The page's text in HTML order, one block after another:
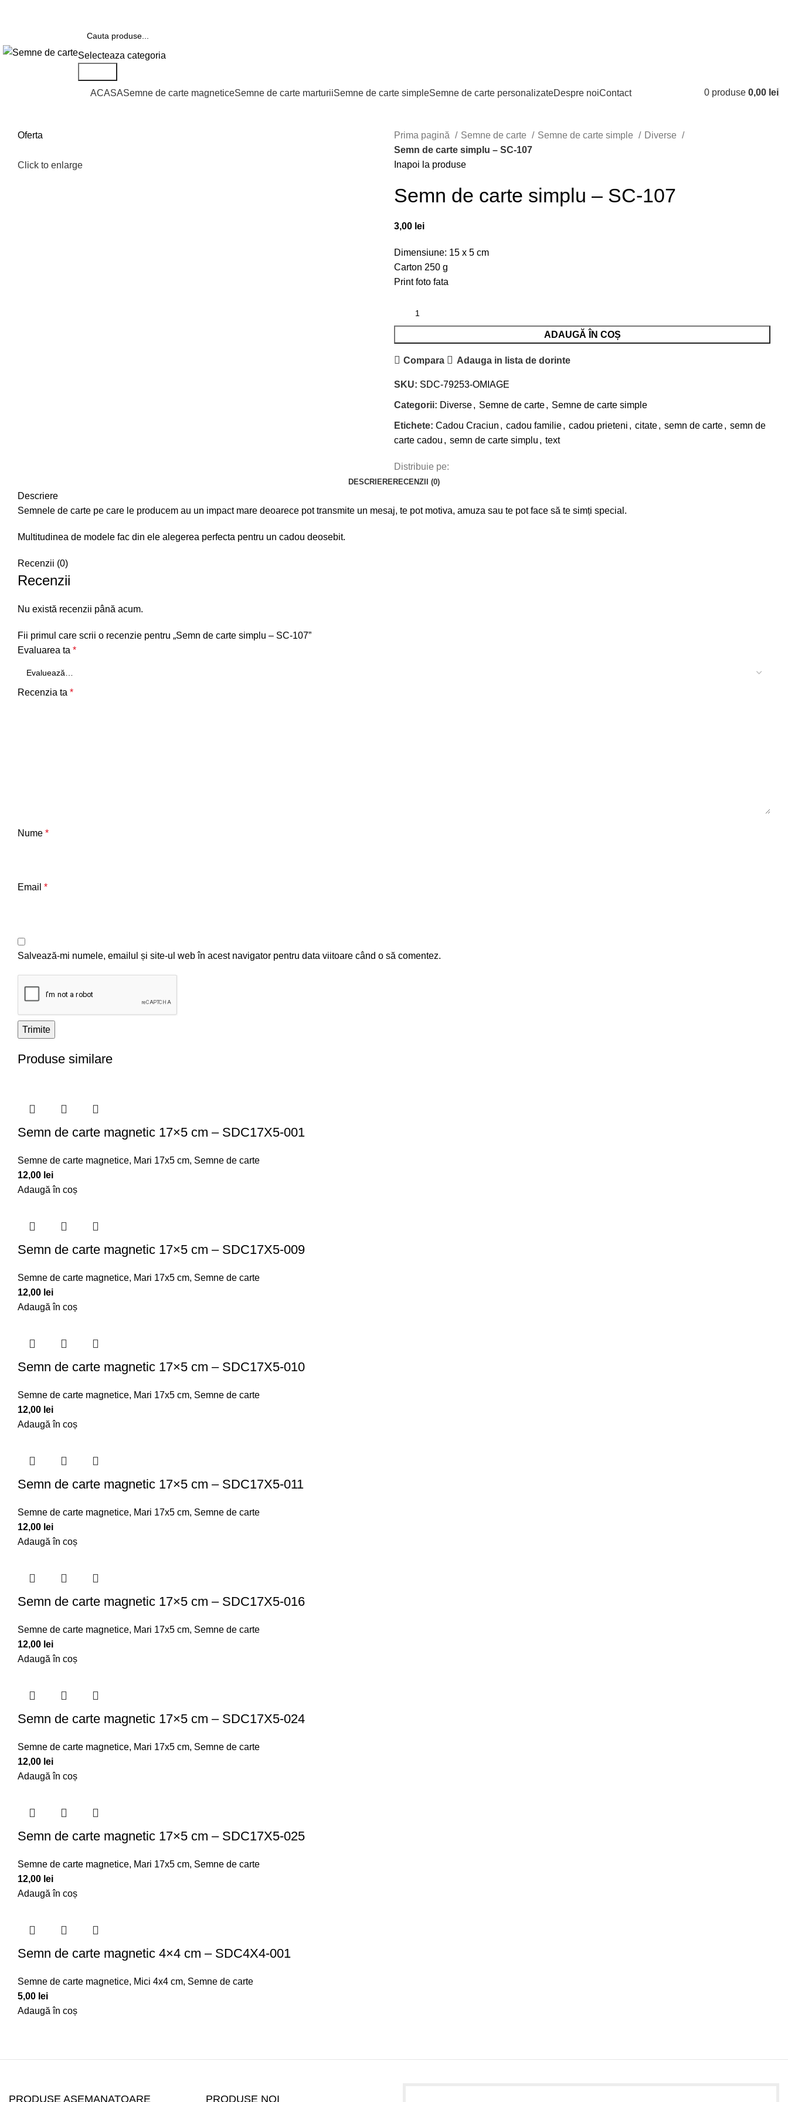
Selecteaza categoria
ACASASemne de carte magneticeSemne de carte marturiiSemne de carte simpleSemne de carte personalizateDespre noiContact 0 produse 0,00 lei
Oferta
Click to enlarge
Prima pagină Semne de carte Semne de carte simple
Diverse
Semn de carte simplu – SC-107
Inapoi la produse
Semn de carte simplu – SC-107
3,00 lei
Dimensiune: 15 x 5 cm
Carton 250 g
Print foto fata
ADAUGĂ ÎN COȘ
Compara Adauga in lista de dorinte
SKU: SDC-79253-OMIAGE
Categorii: Diverse, Semne de carte, Semne de carte simple
Etichete: Cadou Craciun , cadou familie, cadou prieteni , citate, semn de carte, semn de
carte cadou , semn de carte simplu , text
Distribuie pe:
DESCRIERERECENZII (0)
Descriere
Semnele de carte pe care le producem au un impact mare deoarece pot transmite un mesaj, te pot motiva, amuza sau te pot face să te simți special.
Multitudinea de modele fac din ele alegerea perfecta pentru un cadou deosebit.
Recenzii (0)
Recenzii
Nu există recenzii până acum.
Fii primul care scrii o recenzie pentru „Semn de carte simplu – SC-107”
Evaluarea ta *
Recenzia ta *
Nume *
Email *
Salvează-mi numele, emailul și site-ul web în acest navigator pentru data viitoare când o să comentez.
Produse similare
Semn de carte magnetic 17×5 cm – SDC17X5-001
Semne de carte magnetice, Mari 17x5 cm, Semne de carte
12,00 lei
Adaugă în coș
Semn de carte magnetic 17×5 cm – SDC17X5-009
Semne de carte magnetice, Mari 17x5 cm, Semne de carte
12,00 lei
Adaugă în coș
Semn de carte magnetic 17×5 cm – SDC17X5-010
Semne de carte magnetice, Mari 17x5 cm, Semne de carte
12,00 lei
Adaugă în coș
Semn de carte magnetic 17×5 cm – SDC17X5-011
Semne de carte magnetice, Mari 17x5 cm, Semne de carte
12,00 lei
Adaugă în coș
Semn de carte magnetic 17×5 cm – SDC17X5-016
Semne de carte magnetice, Mari 17x5 cm, Semne de carte
12,00 lei
Adaugă în coș
Semn de carte magnetic 17×5 cm – SDC17X5-024
Semne de carte magnetice, Mari 17x5 cm, Semne de carte
12,00 lei
Adaugă în coș
Semn de carte magnetic 17×5 cm – SDC17X5-025
Semne de carte magnetice, Mari 17x5 cm, Semne de carte
12,00 lei
Adaugă în coș
Semn de carte magnetic 4×4 cm – SDC4X4-001
Semne de carte magnetice, Mici 4x4 cm, Semne de carte
5,00 lei
Adaugă în coș
PRODUSE ASEMANATOARE PRODUSE NOI